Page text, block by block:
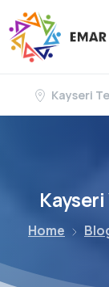
Kayseri
Kayseri
Home